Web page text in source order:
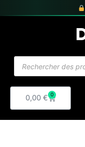
au
de
0,00 € 0
Panier